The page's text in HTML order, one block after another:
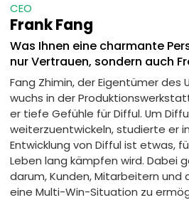
CEO
Frank Fang
Was Ihnen eine charmante
nur Vertrauen, sondern auch
Fang Zhimin, der Eigentümer des
wuchs in der
er tiefe Gefühle für Difful. Um
weiterzuentwickeln, studierte er
Entwicklung von Difful ist etwas,
Leben lang kämpfen wird. Dabei
darum, Kunden, Mitarbeitern und
eine Multi-Win-Situation zu